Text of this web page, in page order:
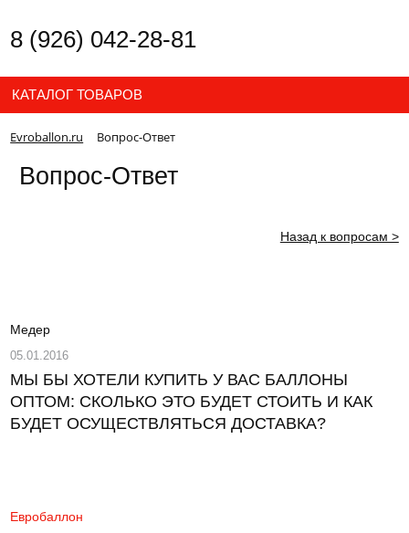
8 (926) 042-28-81
КАТАЛОГ ТОВАРОВ
Evroballon.ru Вопрос-Ответ
Вопрос-Ответ
Назад к вопросам >
Медер
05.01.2016
МЫ БЫ ХОТЕЛИ КУПИТЬ У ВАС БАЛЛОНЫ
ОПТОМ: СКОЛЬКО ЭТО БУДЕТ СТОИТЬ И КАК
БУДЕТ ОСУЩЕСТВЛЯТЬСЯ ДОСТАВКА?
Евробаллон